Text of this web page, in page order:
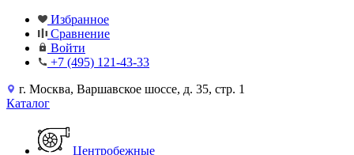
Избранное
Сравнение
Войти
+7 (495) 121-43-33
г. Москва, Варшавское шоссе, д. 35, стр. 1
Каталог
Центробежные